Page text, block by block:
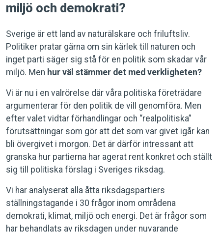
miljö och demokrati?
Sverige är ett land av naturälskare och friluftsliv.
Politiker pratar gärna om sin kärlek till naturen och
inget parti säger sig stå för en politik som skadar vår
miljö. Men hur väl stämmer det med verkligheten?
Vi är nu i en valrörelse där våra politiska företrädare
argumenterar för den politik de vill genomföra. Men
efter valet vidtar förhandlingar och “realpolitiska”
förutsättningar som gör att det som var givet igår kan
bli övergivet i morgon. Det är därför intressant att
granska hur partierna har agerat rent konkret och ställt
sig till politiska förslag i Sveriges riksdag.
Vi har analyserat alla åtta riksdagspartiers
ställningstagande i 30 frågor inom områdena
demokrati, klimat, miljö och energi. Det är frågor som
har behandlats av riksdagen under nuvarande